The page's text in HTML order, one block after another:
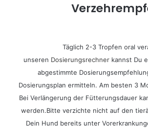
Täglich 2-3 Tropfen oral
unseren Dosierungsrechnerkannst Du
abgestimmte
Dosierungsplan ermitteln. Am besten 3
Bei Verlängerung der Fütterungsdauer
werden.Bitte verzichte nicht auf den
Dein Hund bereits unter